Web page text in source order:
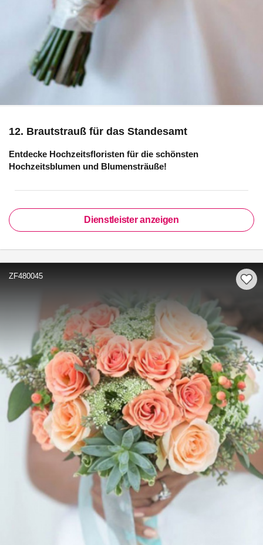
12. Brautstrauß für das Standesamt
Entdecke Hochzeitsfloristen für die schönsten
Hochzeitsblumen und Blumensträuße!
Dienstleister anzeigen
ZF480045